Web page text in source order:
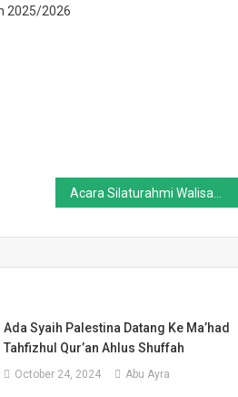
2025/2026
Ada Syaih Palestina Datang Ke Ma’had
Tahfizhul Qur’an Ahlus Shuffah
October 24, 2024 Abu Ayra